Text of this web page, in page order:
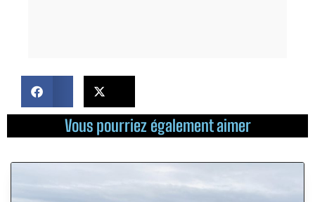
Vous pourriez également aimer